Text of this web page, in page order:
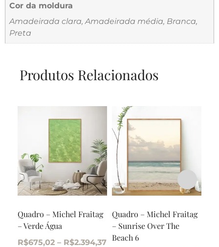
Cor da moldura
Amadeirada clara, Amadeirada média, Branca,
Preta
Produtos Relacionados
Quadro – Michel Fraitag
– Verde Água
R$675,02 – R$2.394,37
Quadro – Michel Fraitag
– Sunrise Over The
Beach 6